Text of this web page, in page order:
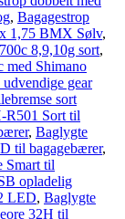
, Bagagestrop
1,75 BMX Sølv,
8,9,10g sort,
med Shimano
gear
sort
R501 Sort til
, Baglygte
til bagagebærer,
Smart til
opladelig
LED, Baglygte
32H til